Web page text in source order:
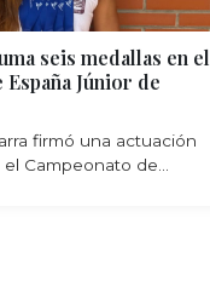
seis medallas en el
España Júnior de
firmó una actuación
Campeonato de...